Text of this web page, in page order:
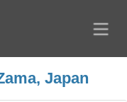
Japan